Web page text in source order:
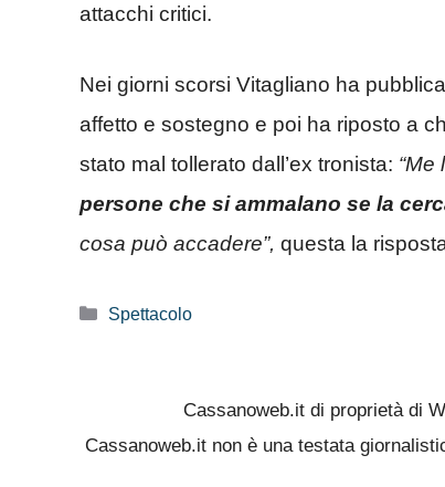
attacchi critici.
Nei giorni scorsi Vitagliano ha
affetto e sostegno e poi ha riposto a
stato mal tollerato dall’ex tronista:
persone che si ammalano se la
cosa può accadere”, questa la
Categorie
Spettacolo
Cassanoweb.it di proprietà di
Cassanoweb.it non è una testata